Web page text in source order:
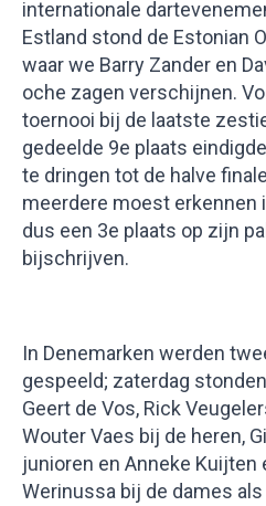
internationale
Estland stond de Estonian
waar we Barry Zander en
oche zagen verschijnen.
toernooi bij de laatste
gedeelde 9e plaats
te dringen tot de halve
meerdere moest erkennen
dus een 3e plaats op zijn
bijschrijven.
In Denemarken werden
gespeeld; zaterdag
Geert de Vos, Rick
Wouter Vaes bij de heren,
junioren en Anneke Kuijten
Werinussa bij de dames